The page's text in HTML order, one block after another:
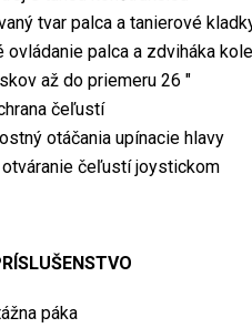
tvar palca a tanierové
ovládanie palca a zdviháka
až do priemeru 26 "
čeľustí
otáčania upínacie hlavy
čeľustí joystickom
páka